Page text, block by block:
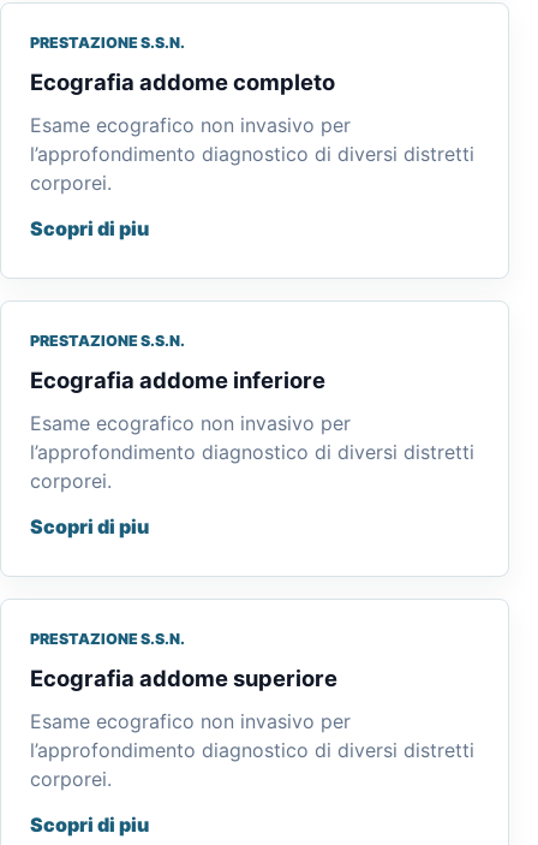
PRESTAZIONE S.S.N.
Ecografia addome completo
Esame ecografico non invasivo per
l’approfondimento diagnostico di diversi distretti
corporei.
Scopri di piu
PRESTAZIONE S.S.N.
Ecografia addome inferiore
Esame ecografico non invasivo per
l’approfondimento diagnostico di diversi distretti
corporei.
Scopri di piu
PRESTAZIONE S.S.N.
Ecografia addome superiore
Esame ecografico non invasivo per
l’approfondimento diagnostico di diversi distretti
corporei.
Scopri di piu